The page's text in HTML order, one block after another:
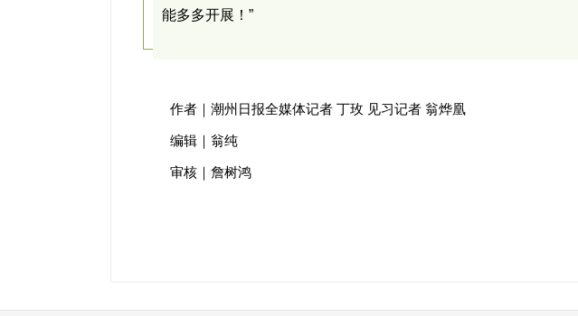
能多多开展！”
作者｜潮州日报全媒体记者 丁玫 见习记者 翁烨凰
编辑｜翁纯
审核｜詹树鸿